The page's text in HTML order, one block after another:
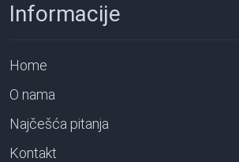
Informacije
Home
O nama
Najčešća pitanja
Kontakt